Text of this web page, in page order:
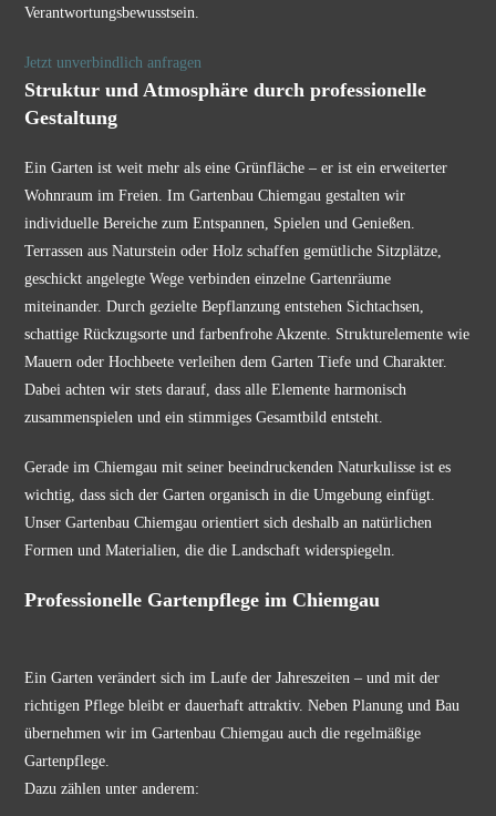
Verantwortungsbewusstsein.
Jetzt unverbindlich anfragen
Struktur und Atmosphäre durch professionelle
Gestaltung
Ein Garten ist weit mehr als eine Grünfläche – er ist ein erweiterter
Wohnraum im Freien. Im Gartenbau Chiemgau gestalten wir
individuelle Bereiche zum Entspannen, Spielen und Genießen.
Terrassen aus Naturstein oder Holz schaffen gemütliche Sitzplätze,
geschickt angelegte Wege verbinden einzelne Gartenräume
miteinander. Durch gezielte Bepflanzung entstehen Sichtachsen,
schattige Rückzugsorte und farbenfrohe Akzente. Strukturelemente wie
Mauern oder Hochbeete verleihen dem Garten Tiefe und Charakter.
Dabei achten wir stets darauf, dass alle Elemente harmonisch
zusammenspielen und ein stimmiges Gesamtbild entsteht.
Gerade im Chiemgau mit seiner beeindruckenden Naturkulisse ist es
wichtig, dass sich der Garten organisch in die Umgebung einfügt.
Unser Gartenbau Chiemgau orientiert sich deshalb an natürlichen
Formen und Materialien, die die Landschaft widerspiegeln.
Professionelle Gartenpflege im Chiemgau
Ein Garten verändert sich im Laufe der Jahreszeiten – und mit der
richtigen Pflege bleibt er dauerhaft attraktiv. Neben Planung und Bau
übernehmen wir im Gartenbau Chiemgau auch die regelmäßige
Gartenpflege.
Dazu zählen unter anderem: